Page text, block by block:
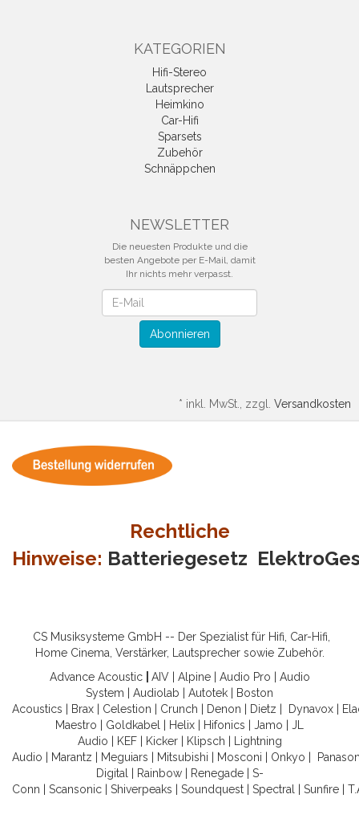
KATEGORIEN
Hifi-Stereo
Lautsprecher
Heimkino
Car-Hifi
Sparsets
Zubehör
Schnäppchen
NEWSLETTER
Die neuesten Produkte und die
besten Angebote per E-Mail, damit
Ihr nichts mehr verpasst.
Abonnieren
* inkl. MwSt., zzgl. Versandkosten
Rechtliche
Hinweise: Batteriegesetz
CS Musiksysteme GmbH -- Der Spezialist für Hifi, Car-Hifi,
Home Cinema, Verstärker, Lautsprecher sowie Zubehör.
Advance Acoustic
AIV| Alpine| Audio Pro
Audio
System
Audiolab Autotek
Boston
Acoustics
Brax Celestion Crunch Denon Dietz Dynavox
Maestro
Goldkabel Helix Hifonics Jamo
JL
Audio
KEF| Kicker| Klipsch
Lightning
Audio
Marantz Meguiars Mitsubishi Mosconi Onkyo
Digital
Rainbow| Renegade| S-
Conn
Scansonic Shiverpeaks Soundquest Spectral Sunfire